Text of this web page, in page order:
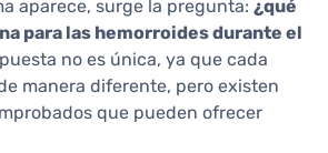
aparece, surge la pregunta: ¿qué
para las hemorroides durante el
no es única, ya que cada
manera diferente, pero existen
que pueden ofrecer